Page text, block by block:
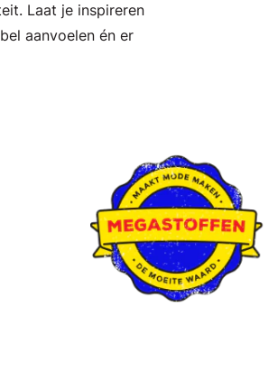
Laat je inspireren
aanvoelen én er